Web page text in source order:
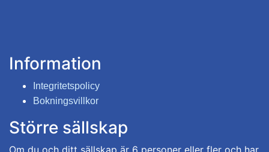
Information
Integritetspolicy
Bokningsvillkor
Större sällskap
Om du och ditt sällskap är 6 personer eller fler och har